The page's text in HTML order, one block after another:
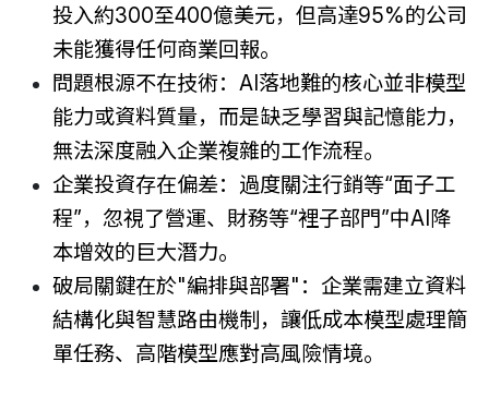
投入約300至400億美元，但高達95%的公司
未能獲得任何商業回報。
問題根源不在技術：AI落地難的核心並非模型
能力或資料質量，而是缺乏學習與記憶能力，
無法深度融入企業複雜的工作流程。
企業投資存在偏差：過度關注行銷等“面子工
程”，忽視了營運、財務等“裡子部門”中AI降
本增效的巨大潛力。
破局關鍵在於"編排與部署"：企業需建立資料
結構化與智慧路由機制，讓低成本模型處理簡
單任務、高階模型應對高風險情境。